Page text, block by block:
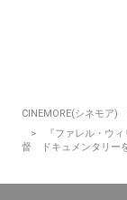
CINEMORE(シネモア)
『ファレル・ウ
督 ドキュメンタリー